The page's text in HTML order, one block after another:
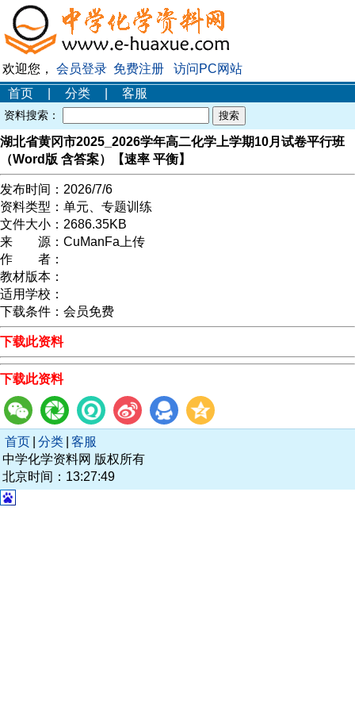
欢迎您， 会员登录 免费注册
访问PC网站
首页
分类 客服
资料搜索：
湖北省黄冈市2025_2026学年高二化学上学期10月试卷平行班
（Word版 含答案）【速率 平衡】
发布时间： 2026/7/6
资料类型： 单元、专题训练
文件大小： 2686.35KB
来 源： CuManFa上传
作 者：
教材版本：
适用学校：
下载条件： 会员免费
下载此资料
下载此资料
首页 分类 客服
中学化学资料网 版权所有
北京时间：13:27:49